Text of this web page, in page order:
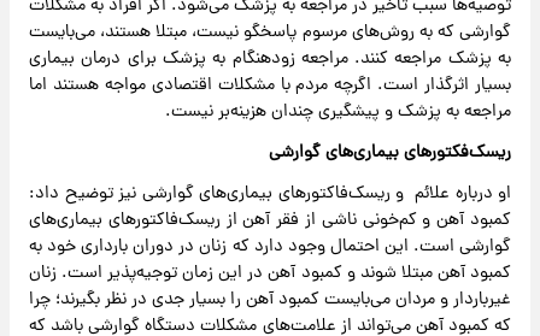
توصیه‌ها سبب تاخیر در مراجعه به پزشک می‌شود. اگر افراد به مشکلات
گوارشی که به روش‌های مرسوم پاسخگو نیست، مبتلا هستند، می‌بایست
به پزشک مراجعه کنند. مراجعه زودهنگام به پزشک برای درمان بیماری
بسیار اثرگذار است. اگرچه مردم با مشکلات اقتصادی مواجه هستند اما
مراجعه به پزشک و پیشگیری چندان هزینه‌بر نیست.
ریسک‌فکتورهای بیماری‌های گوارشی
او درباره علائم و ریسک‌فاکتورهای بیماری‌های گوارشی نیز توضیح داد:
کمبود آهن و کم‌خونی ناشی از فقر آهن از ریسک‌فاکتورهای بیماری‌های
گوارشی است. این احتمال وجود دارد که زنان در دوران بارداری خود به
کمبود آهن مبتلا شوند و کمبود آهن در این زمان توجیه‌پذیر است. زنان
غیرباردار و مردان می‌بایست کمبود آهن را بسیار جدی در نظر بگیرند؛ چرا
که کمبود آهن می‌تواند از علامت‌های مشکلات دستگاه گوارشی باشد که